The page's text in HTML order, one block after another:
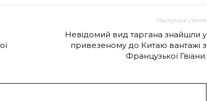
Наступна стаття
Невідомий вид таргана знайшли у
привезеному до Китаю вантажі з
Французької Гвіани.